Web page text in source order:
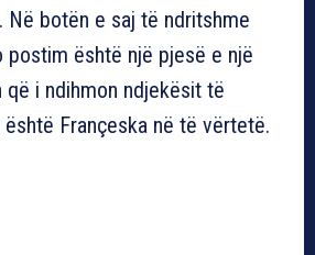
Në botën e saj të ndritshme
postim është një pjesë e një
që i ndihmon ndjekësit të
Françeska në të vërtetë.